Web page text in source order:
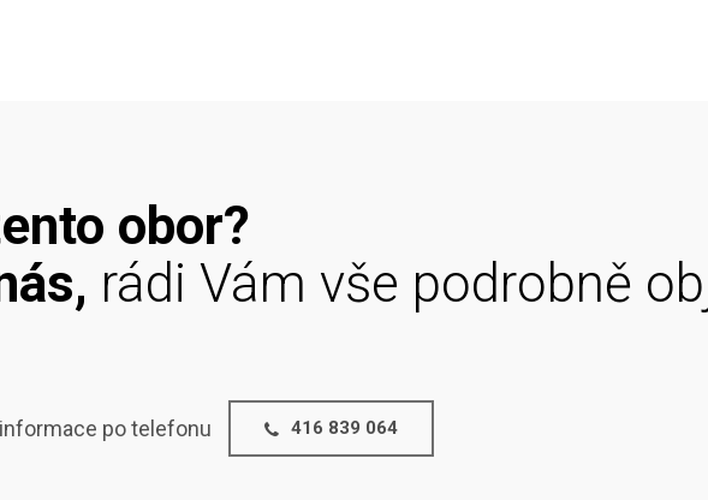
obor?
rádi Vám vše podrobně
po telefonu 416 839 064